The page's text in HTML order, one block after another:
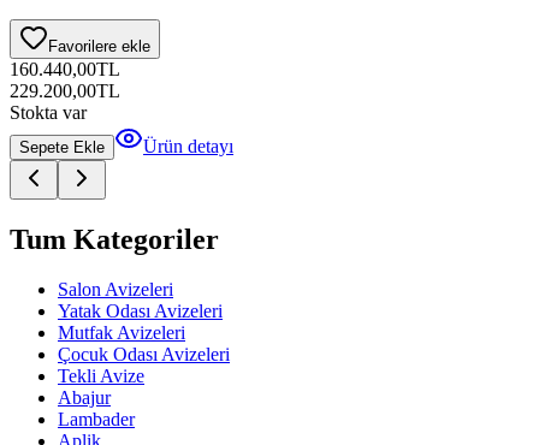
Favorilere ekle
160.440,00TL
229.200,00TL
Stokta var
Sepete Ekle Ürün detayı
Tum Kategoriler
Salon Avizeleri
Yatak Odası Avizeleri
Mutfak Avizeleri
Çocuk Odası Avizeleri
Tekli Avize
Abajur
Lambader